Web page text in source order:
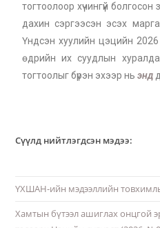
тогтоолоор хүчингүй
дахин сэргээсэн эсэх
Үндсэн хуулийн цэцийн
өдрийн их суудлын
тогтоолыг бүрэн эхээр ньэнд
Сүүлд нийтлэгдсэн мэдээ:
ҮХШАН-ийн мэдээллийн
Хамтын бүтээл ашиглах онцгой